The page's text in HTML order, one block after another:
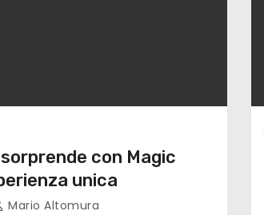
con Magic
unica
Mario Altomura